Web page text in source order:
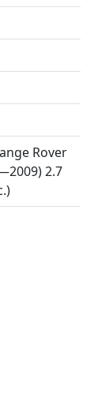
Rover
2.7